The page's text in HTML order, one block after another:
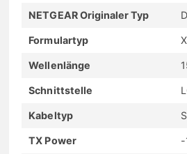
NETGEAR Originaler Typ
Formulartyp
Wellenlänge
Schnittstelle
Kabeltyp
TX Power -